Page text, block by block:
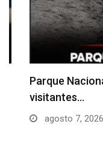
Parque Nacional
visitantes…
agosto 7, 2026